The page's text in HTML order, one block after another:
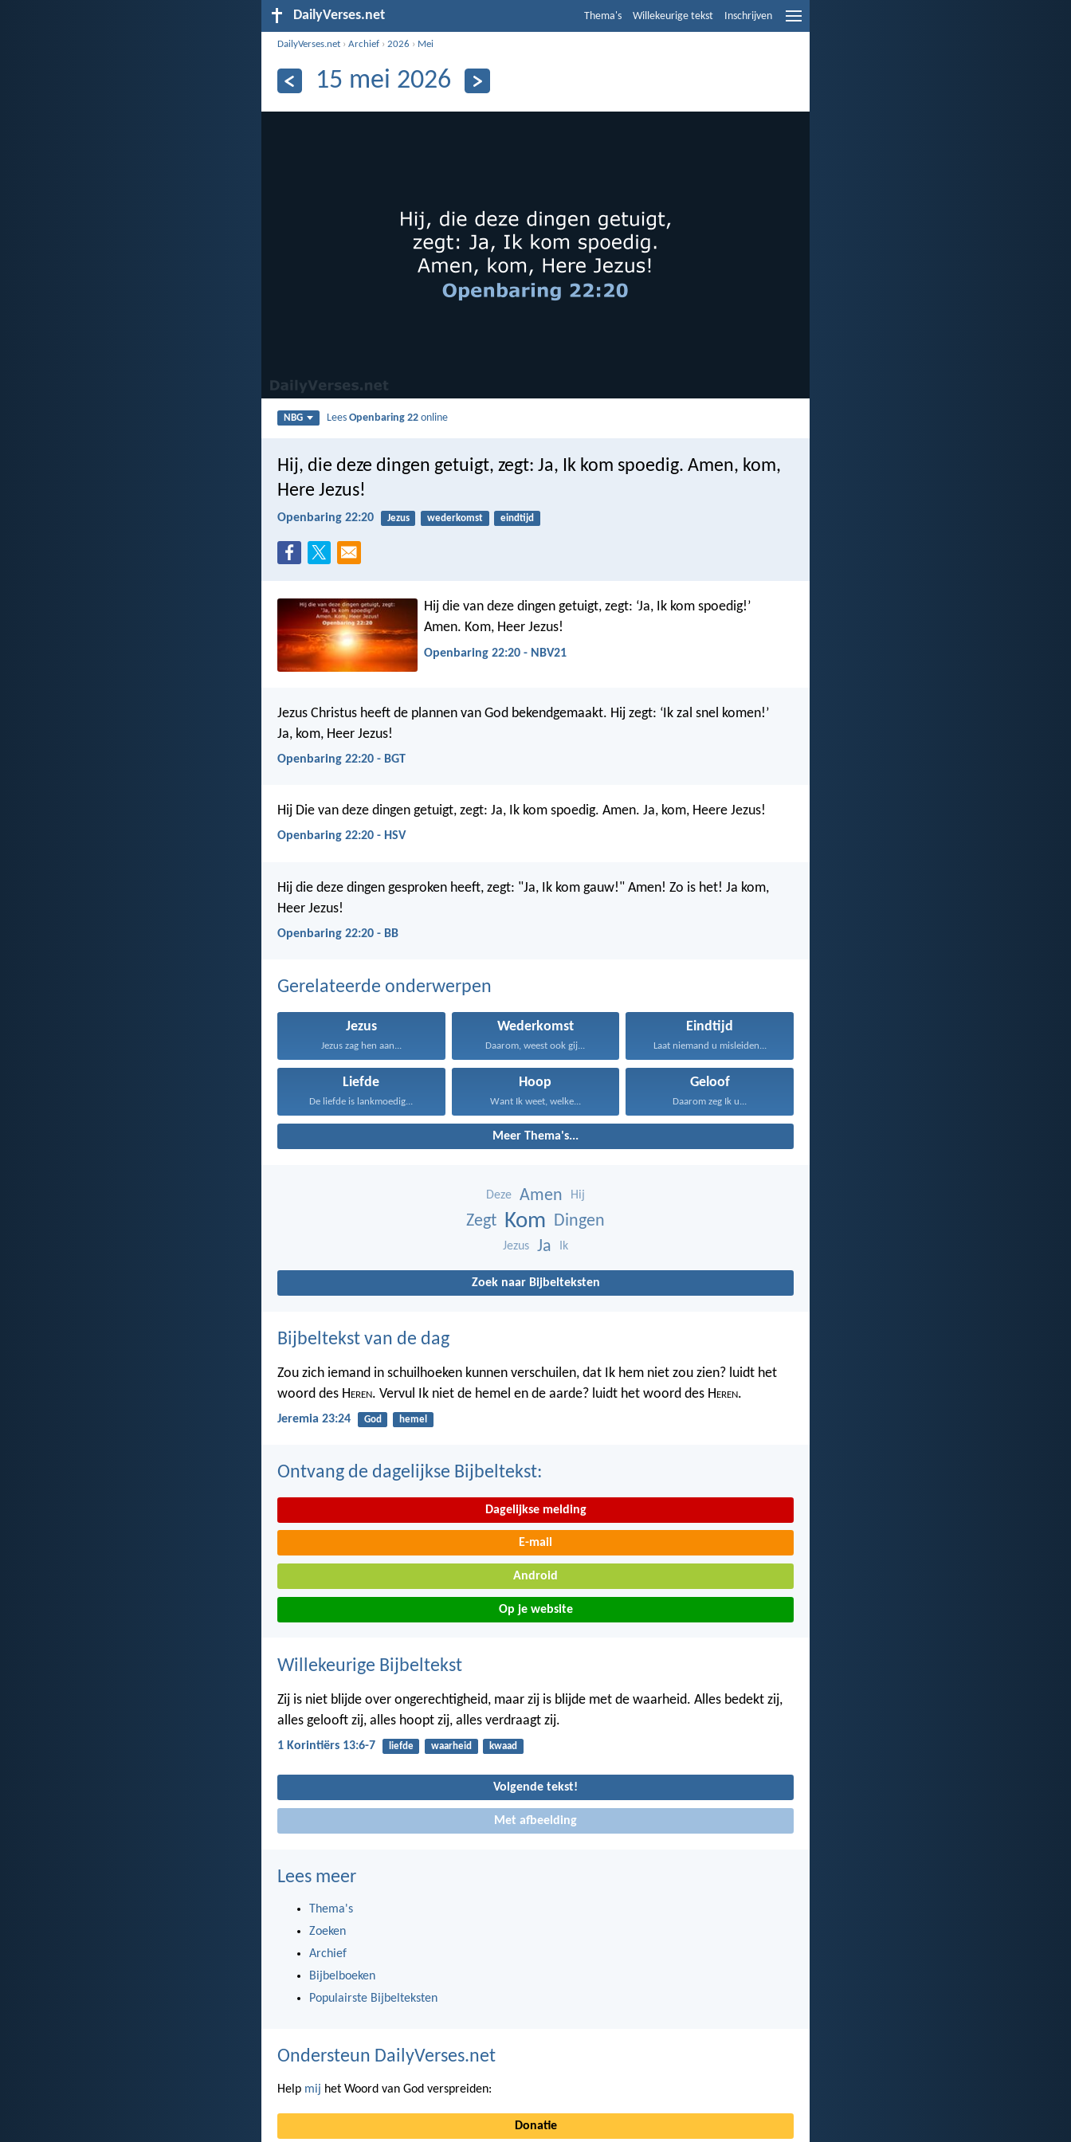
DailyVerses.net Thema's Willekeurige tekst Inschrijven
DailyVerses.net ›Archief ›2026 › Mei
15 mei 2026
NBG LeesOpenbaring 22 online
Hij, die deze dingen getuigt, zegt: Ja, Ik kom spoedig. Amen, kom,
Here Jezus!
Openbaring 22:20 Jezus wederkomst eindtijd
Hij die van deze dingen getuigt, zegt: ‘Ja, Ik kom spoedig!’
Amen. Kom, Heer Jezus!
Openbaring 22:20 - NBV21
Jezus Christus heeft de plannen van God bekendgemaakt. Hij zegt: ‘Ik zal snel komen!’
Ja, kom, Heer Jezus!
Openbaring 22:20 - BGT
Hij Die van deze dingen getuigt, zegt: Ja, Ik kom spoedig. Amen. Ja, kom, Heere Jezus!
Openbaring 22:20 - HSV
Hij die deze dingen gesproken heeft, zegt: "Ja, Ik kom gauw!" Amen! Zo is het! Ja kom,
Heer Jezus!
Openbaring 22:20 - BB
Gerelateerde onderwerpen
Jezus
Jezus zag hen aan...
Wederkomst
Daarom, weest ook gij...
Eindtijd
Laat niemand u misleiden...
Liefde
De liefde is lankmoedig...
Hoop
Want Ik weet, welke...
Geloof
Daarom zeg Ik u...
Meer Thema's...
Deze Amen Hij
Zegt Kom Dingen
Jezus Ja Ik
Zoek naar Bijbelteksten
Bijbeltekst van de dag
Zou zich iemand in schuilhoeken kunnen verschuilen, dat Ik hem niet zou zien? luidt het
woord des Heren. Vervul Ik niet de hemel en de aarde? luidt het woord des Heren.
Jeremia 23:24 God hemel
Ontvang de dagelijkse Bijbeltekst:
Dagelijkse melding
E-mail
Android
Op je website
Willekeurige Bijbeltekst
Zij is niet blijde over ongerechtigheid, maar zij is blijde met de waarheid. Alles bedekt zij,
alles gelooft zij, alles hoopt zij, alles verdraagt zij.
1 Korintiërs 13:6-7 liefde waarheid kwaad
Volgende tekst!
Met afbeelding
Lees meer
Thema's
Zoeken
Archief
Bijbelboeken
Populairste Bijbelteksten
Ondersteun DailyVerses.net
Help mij het Woord van God verspreiden:
Donatie